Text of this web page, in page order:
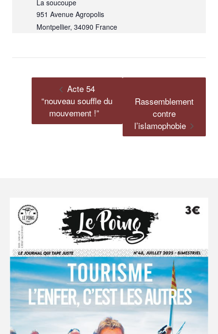
La soucoupe
951 Avenue Agropolis
Montpellier, 34090 France
Acte 54
“nouveau souffle du
mouvement !”
Rassemblement
contre
l’islamophobie